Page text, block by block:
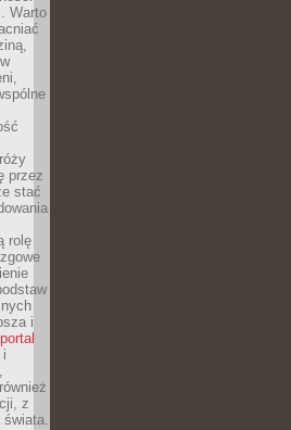
Warto
przez
stać
rolę
i
portal
i
z
świata.